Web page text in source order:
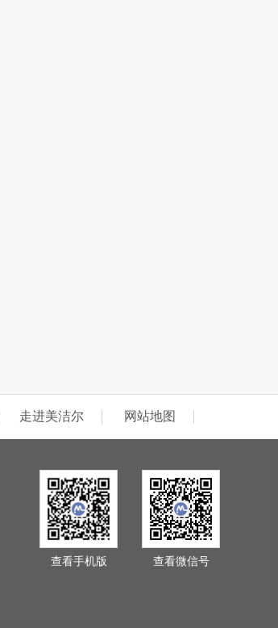
走进美洁尔 网站地图
查看手机版 查看微信号